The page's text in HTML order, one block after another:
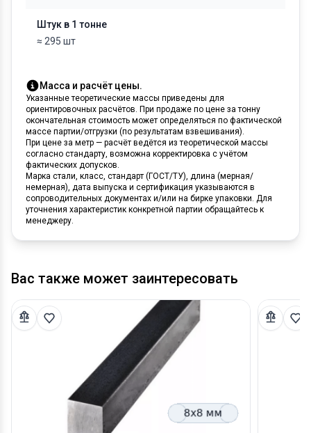
Штук в 1 тонне
≈ 295 шт
Масса и расчёт цены.
Указанные теоретические массы приведены для
ориентировочных расчётов. При продаже по цене за тонну
окончательная стоимость может определяться по фактической
массе партии/отгрузки (по результатам взвешивания).
При цене за метр — расчёт ведётся из теоретической массы
согласно стандарту, возможна корректировка с учётом
фактических допусков.
Марка стали, класс, стандарт (ГОСТ/ТУ), длина (мерная/
немерная), дата выпуска и сертификация указываются в
сопроводительных документах и/или на бирке упаковки. Для
уточнения характеристик конкретной партии обращайтесь к
менеджеру.
Вас также может заинтересовать